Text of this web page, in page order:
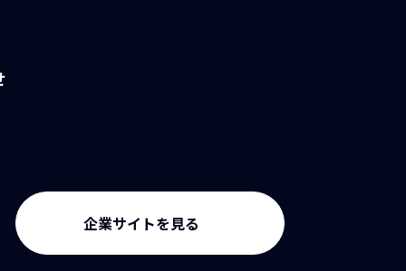
企業サイトを見る